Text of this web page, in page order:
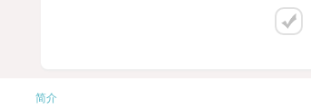
简介